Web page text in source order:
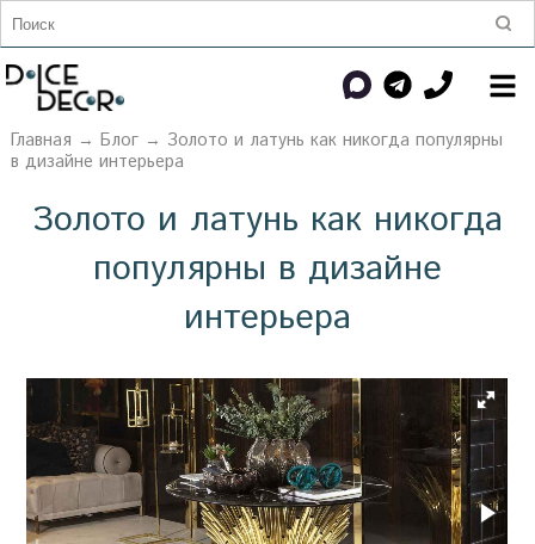
Главная → Блог→ Золото и латунь как никогда популярны
в дизайне интерьера
Золото и латунь как никогда
популярны в дизайне
интерьера